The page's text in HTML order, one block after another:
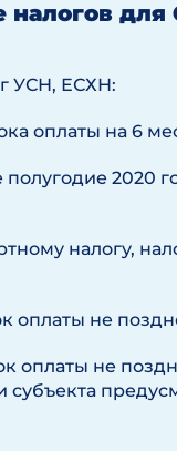
налогов
УСН, ЕСХН:
оплаты на 6
2020
налогу,
оплаты не
оплаты не